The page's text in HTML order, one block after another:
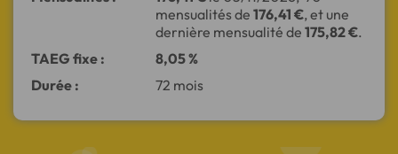
mensualités de 176,41 €, et une
dernière mensualité de 175,82 €.
TAEG fixe :
8,05 %
Durée :
72 mois